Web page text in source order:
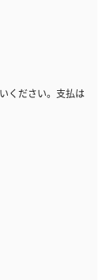
ください。支払は